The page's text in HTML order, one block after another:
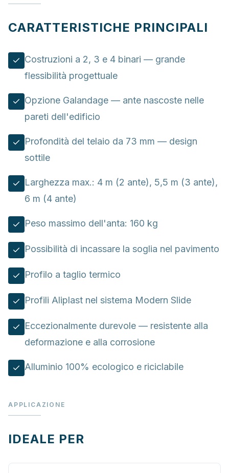
CARATTERISTICHE PRINCIPALI
Costruzioni a 2, 3 e 4 binari — grande
flessibilità progettuale
Opzione Galandage — ante nascoste nelle
pareti dell'edificio
Profondità del telaio da 73 mm — design
sottile
Larghezza max.: 4 m (2 ante), 5,5 m (3 ante),
6 m (4 ante)
Peso massimo dell'anta: 160 kg
Possibilità di incassare la soglia nel pavimento
Profilo a taglio termico
Profili Aliplast nel sistema Modern Slide
Eccezionalmente durevole — resistente alla
deformazione e alla corrosione
Alluminio 100% ecologico e riciclabile
APPLICAZIONE
IDEALE PER